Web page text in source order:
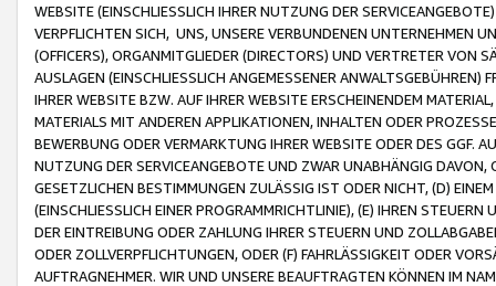
WEBSITE (EINSCHLIESSLICH IHRER NUTZUNG DER
VERPFLICHTEN SICH, UNS, UNSERE VERBUNDENEN UNTERNEHMEN
(OFFICERS), ORGANMITGLIEDER (DIRECTORS) UND VERTRETER VON
AUSLAGEN (EINSCHLIESSLICH ANGEMESSENER
IHRER WEBSITE BZW. AUF IHRER WEBSITE ERSCHEINENDEM
MATERIALS MIT ANDEREN APPLIKATIONEN, INHALTEN ODER
BEWERBUNG ODER VERMARKTUNG IHRER WEBSITE ODER DES GGF.
NUTZUNG DER SERVICEANGEBOTE UND ZWAR UNABHÄNGIG
GESETZLICHEN BESTIMMUNGEN ZULÄSSIG IST ODER NICHT, (D)
(EINSCHLIESSLICH EINER PROGRAMMRICHTLINIE), (E) IHREN
DER EINTREIBUNG ODER ZAHLUNG IHRER STEUERN UND
ODER ZOLLVERPFLICHTUNGEN, ODER (F) FAHRLÄSSIGKEIT ODER
AUFTRAGNEHMER. WIR UND UNSERE BEAUFTRAGTEN KÖNNEN IM